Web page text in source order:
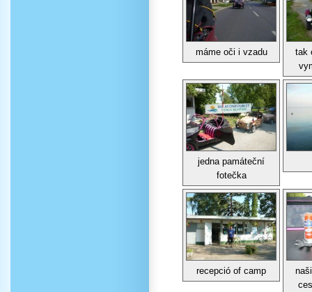
máme oči i vzadu
tak
jedna památeční
fotečka
recepció of camp